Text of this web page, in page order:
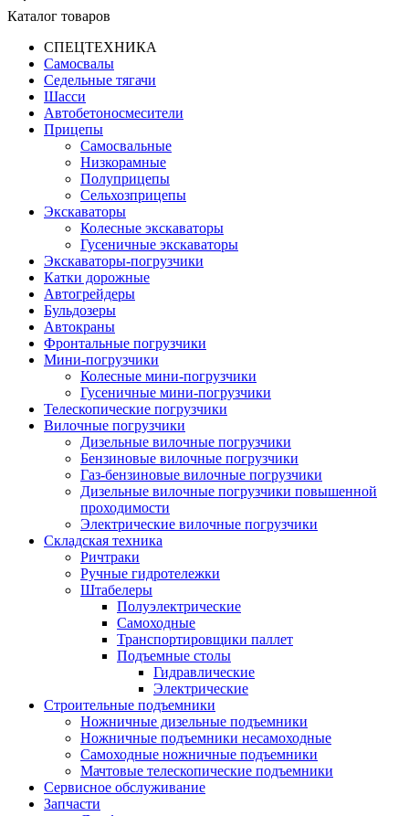
Каталог товаров
СПЕЦТЕХНИКА
Самосвалы
Седельные тягачи
Шасси
Автобетоно­смесители
Прицепы
Самосвальные
Низкорамные
Полуприцепы
Сельхозприцепы
Экскаваторы
Колесные экскаваторы
Гусеничные экскаваторы
Экскаваторы-погрузчики
Катки дорожные
Автогрейдеры
Бульдозеры
Автокраны
Фронтальные погрузчики
Мини-погрузчики
Колесные мини-погрузчики
Гусеничные мини-погрузчики
Телескопические погрузчики
Вилочные погрузчики
Дизельные вилочные погрузчики
Бензиновые вилочные погрузчики
Газ-бензиновые вилочные погрузчики
Дизельные вилочные погрузчики повышенной
проходимости
Электрические вилочные погрузчики
Складская техника
Ричтраки
Ручные гидротележки
Штабелеры
Полуэлектрические
Самоходные
Транспортировщики паллет
Подъемные столы
Гидравлические
Электрические
Строительные подъемники
Ножничные дизельные подъемники
Ножничные подъемники несамоходные
Самоходные ножничные подъемники
Мачтовые телескопические подъемники
Сервисное обслуживание
Запчасти